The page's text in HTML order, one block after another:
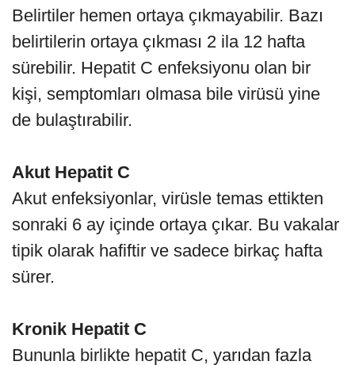
Belirtiler hemen ortaya çıkmayabilir. Bazı
belirtilerin ortaya çıkması 2 ila 12 hafta
sürebilir. Hepatit C enfeksiyonu olan bir
kişi, semptomları olmasa bile virüsü yine
de bulaştırabilir.
Akut Hepatit C
Akut enfeksiyonlar, virüsle temas ettikten
sonraki 6 ay içinde ortaya çıkar. Bu vakalar
tipik olarak hafiftir ve sadece birkaç hafta
sürer.
Kronik Hepatit C
Bununla birlikte hepatit C, yarıdan fazla